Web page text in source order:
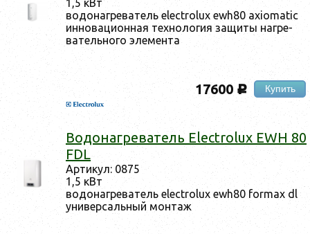
1,5 кВт
во­донаг­ре­ватель electrolux ewh80 axiomatic
ин­но­ваци­он­ная тех­но­логия за­щиты наг­ре­
ватель­но­го эле­мен­та
17600 c Купить
Во­донаг­ре­ватель Electrolux EWH 80
FDL
Ар­ти­кул: 0875
1,5 кВт
во­донаг­ре­ватель electrolux ewh80 formax dl
уни­вер­саль­ный мон­таж